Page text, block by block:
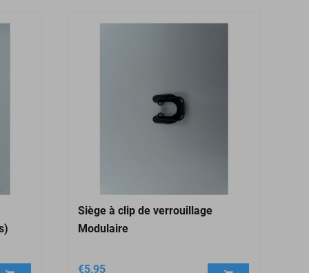
Siège à clip de verrouillage
Modulaire
€5,95